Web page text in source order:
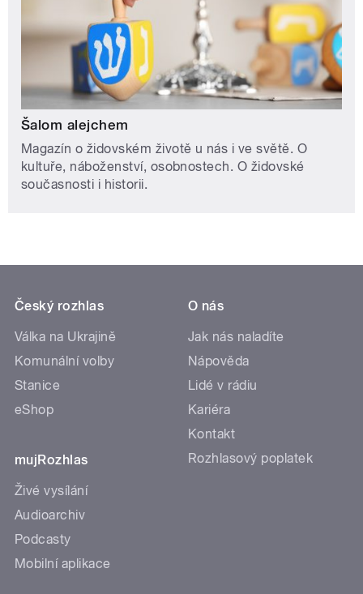
Šalom alejchem
Magazín o židovském životě u nás i ve světě. O
kultuře, náboženství, osobnostech. O židovské
současnosti i historii.
Český rozhlas
Válka na Ukrajině
Komunální volby
Stanice
eShop
mujRozhlas
Živé vysílání
Audioarchiv
Podcasty
Mobilní aplikace
O nás
Jak nás naladíte
Nápověda
Lidé v rádiu
Kariéra
Kontakt
Rozhlasový poplatek